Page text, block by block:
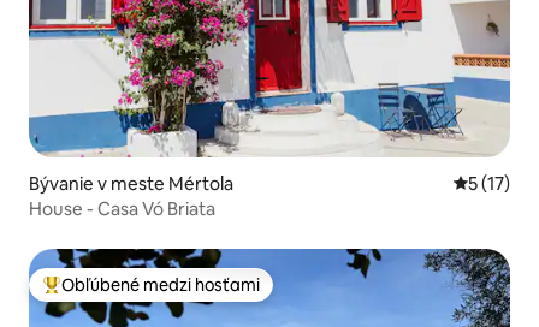
Bývanie v meste Mértola
5 (17)
House - Casa Vó Briata
Najobľúbenejšie medzi hosťami
Obľúbené medzi hosťami